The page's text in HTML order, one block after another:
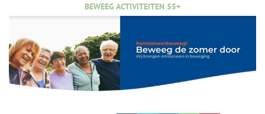
BEWEEG ACTIVITEITEN 55+